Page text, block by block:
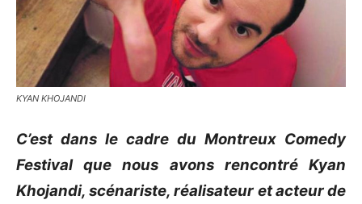
KYAN KHOJANDI
C’est dans le cadre du Montreux Comedy
Festival que nous avons rencontré Kyan
Khojandi, scénariste, réalisateur et acteur de